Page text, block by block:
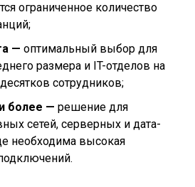
ограниченное количество
— оптимальный выбор для
размера и IT-отделов на
сотрудников;
более — решение для
сетей, серверных и дата-
необходима высокая